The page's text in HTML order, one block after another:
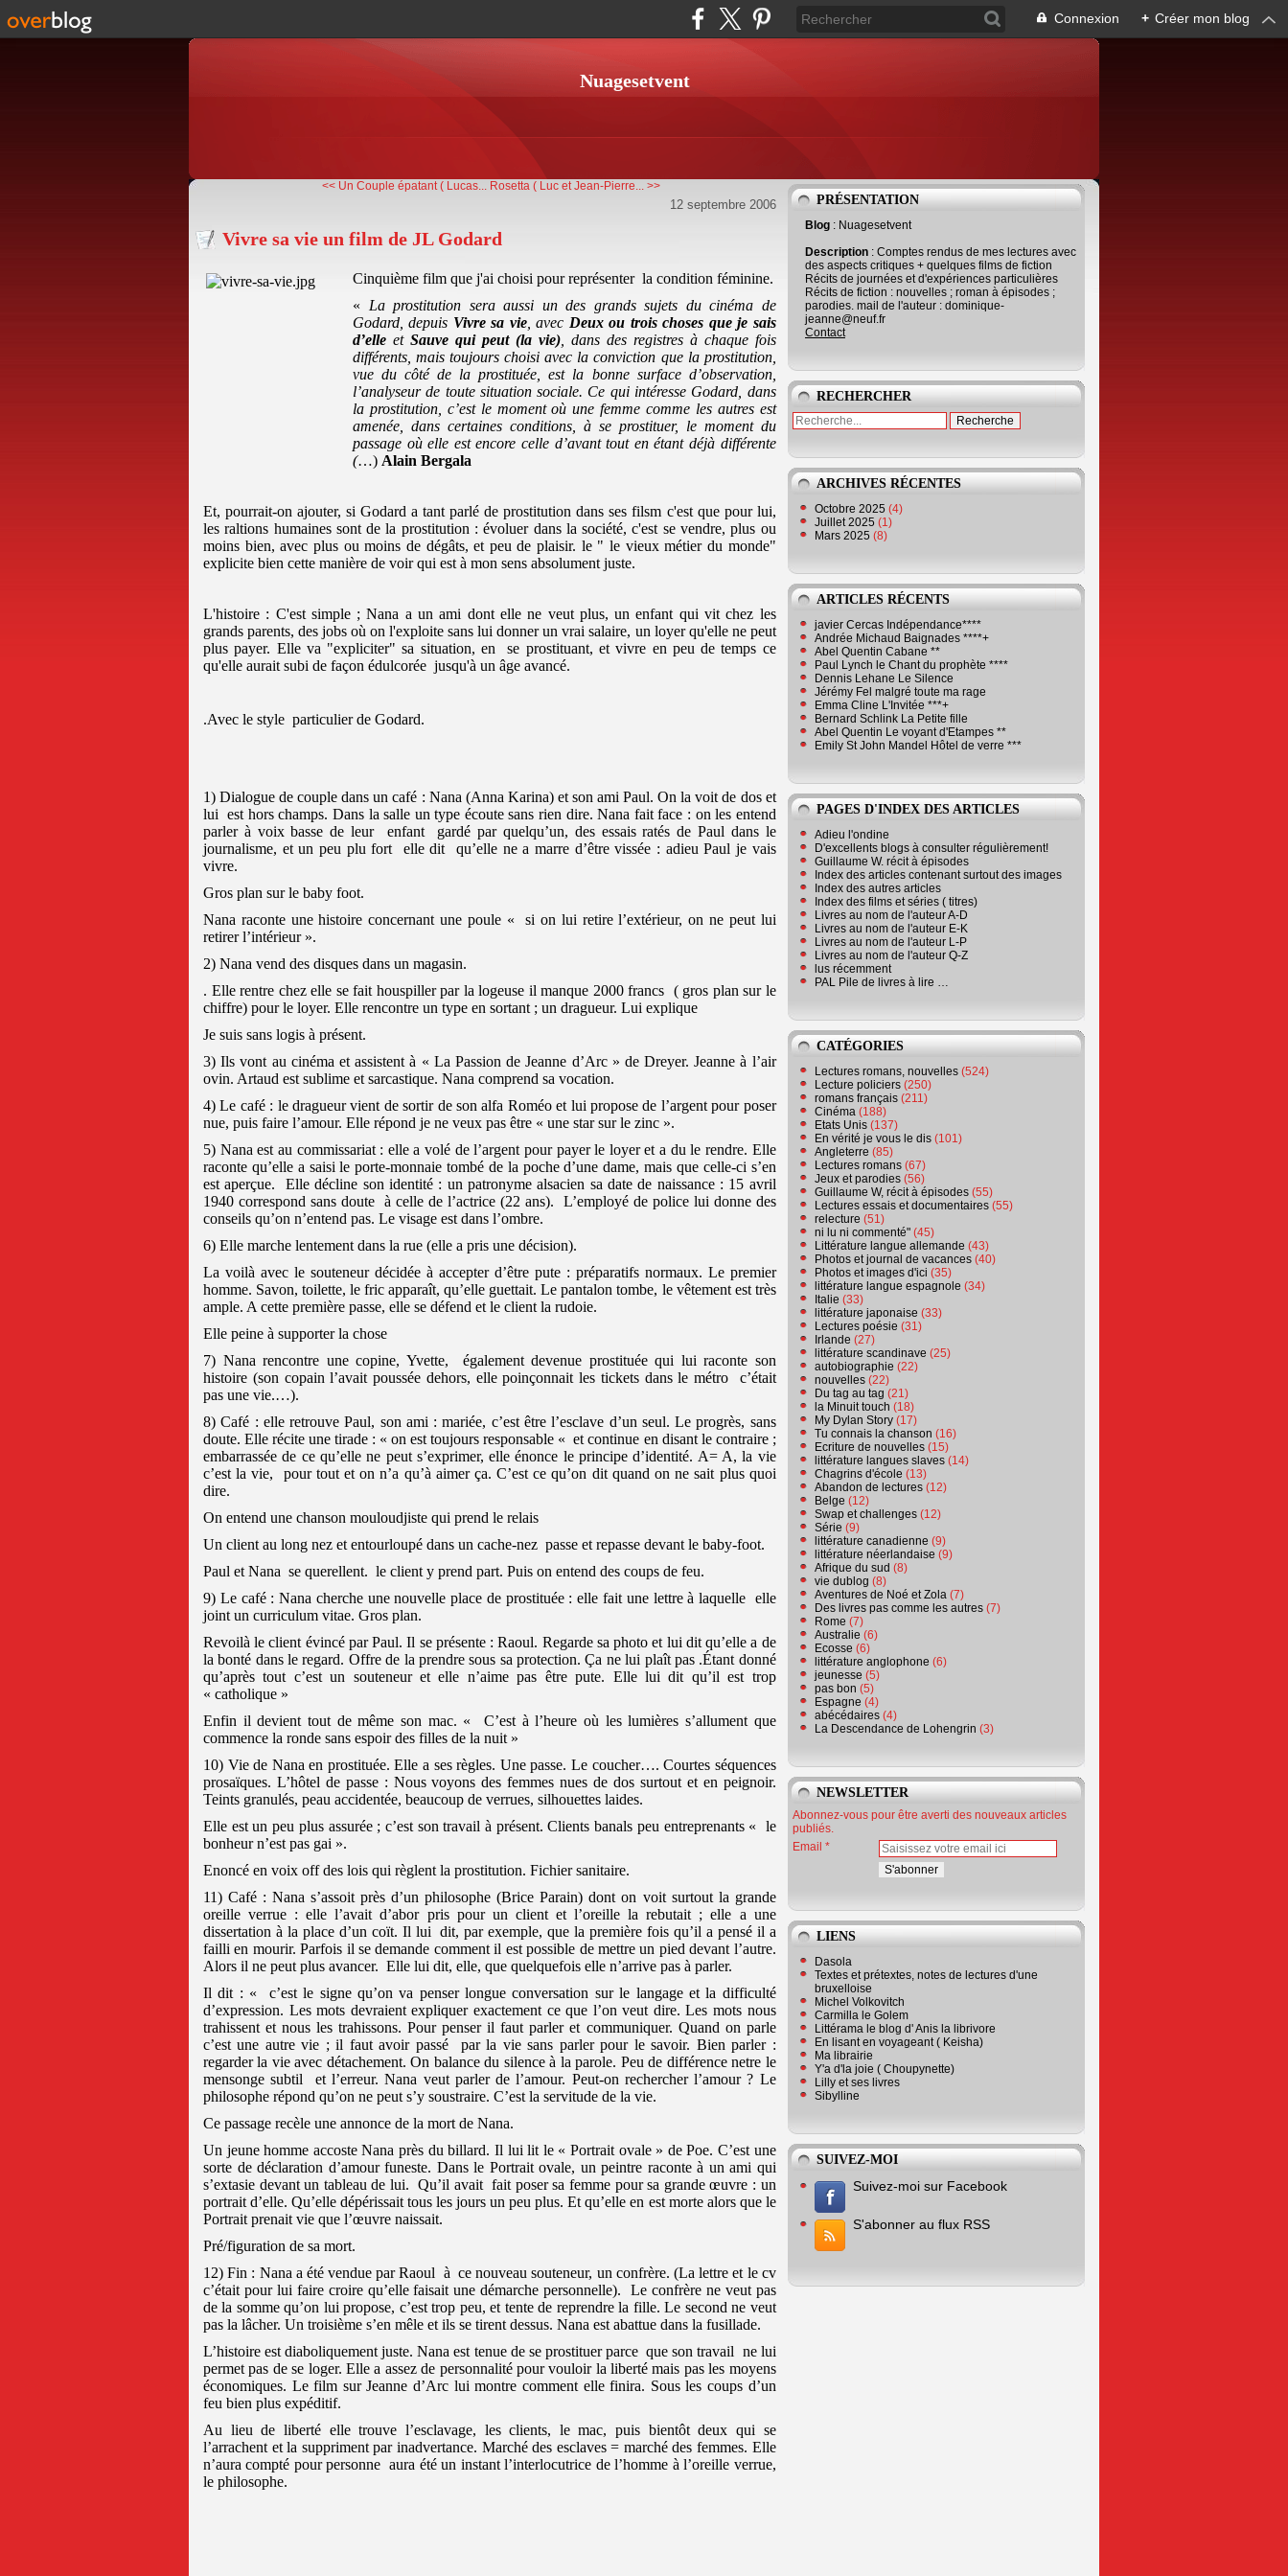
Connexion + Créer mon blog
Nuagesetvent
<< Un Couple épatant ( Lucas... Rosetta ( Luc et Jean-Pierre... >>
12 septembre 2006
Vivre sa vie un film de JL Godard
Cinquième film que j'ai choisi pour représenter la condition féminine.
« La prostitution sera aussi un des grands sujets du cinéma de
Godard, depuis Vivre sa vie, avec Deux ou trois choses que je sais
d’elle et Sauve qui peut (la vie), dans des registres à chaque fois
différents, mais toujours choisi avec la conviction que la prostitution,
vue du côté de la prostituée, est la bonne surface d’observation,
l’analyseur de toute situation sociale. Ce qui intéresse Godard, dans
la prostitution, c’est le moment où une femme comme les autres est
amenée, dans certaines conditions, à se prostituer, le moment du
passage où elle est encore celle d’avant tout en étant déjà différente
(…) Alain Bergala
Et, pourrait-on ajouter, si Godard a tant parlé de prostitution dans ses filsm c'est que pour lui,
les raltions humaines sont de la prostitution : évoluer dans la société, c'est se vendre, plus ou
moins bien, avec plus ou moins de dégâts, et peu de plaisir. le " le vieux métier du monde"
explicite bien cette manière de voir qui est à mon sens absolument juste.
L'histoire : C'est simple ; Nana a un ami dont elle ne veut plus, un enfant qui vit chez les
grands parents, des jobs où on l'exploite sans lui donner un vrai salaire, un loyer qu'elle ne peut
plus payer. Elle va "expliciter" sa situation, en se prostituant, et vivre en peu de temps ce
qu'elle aurait subi de façon édulcorée jusqu'à un âge avancé.
.Avec le style particulier de Godard.
1) Dialogue de couple dans un café : Nana (Anna Karina) et son ami Paul. On la voit de dos et
lui est hors champs. Dans la salle un type écoute sans rien dire. Nana fait face : on les entend
parler à voix basse de leur
enfant
gardé par quelqu’un, des essais ratés de Paul dans le
journalisme, et un peu plu fort
elle dit
qu’elle ne a marre d’être vissée : adieu Paul je vais
vivre.
Gros plan sur le baby foot.
Nana raconte une histoire concernant une poule « si on lui retire l’extérieur, on ne peut lui
retirer l’intérieur ».
2) Nana vend des disques dans un magasin.
. Elle rentre chez elle se fait houspiller par la logeuse il manque 2000 francs ( gros plan sur le
chiffre) pour le loyer. Elle rencontre un type en sortant ; un dragueur. Lui explique
Je suis sans logis à présent.
3) Ils vont au cinéma et assistent à « La Passion de Jeanne d’Arc » de Dreyer. Jeanne à l’air
ovin. Artaud est sublime et sarcastique. Nana comprend sa vocation.
4) Le café : le dragueur vient de sortir de son alfa Roméo et lui propose de l’argent pour poser
nue, puis faire l’amour. Elle répond je ne veux pas être « une star sur le zinc ».
5) Nana est au commissariat : elle a volé de l’argent pour payer le loyer et a du le rendre. Elle
raconte qu’elle a saisi le porte-monnaie tombé de la poche d’une dame, mais que celle-ci s’en
est aperçue.
Elle décline son identité : un patronyme alsacien sa date de naissance : 15 avril
1940 correspond sans doute à celle de l’actrice (22 ans).
L’employé de police lui donne des
conseils qu’on n’entend pas. Le visage est dans l’ombre.
6) Elle marche lentement dans la rue (elle a pris une décision).
La voilà avec le souteneur décidée à accepter d’être pute : préparatifs normaux. Le premier
homme. Savon, toilette, le fric apparaît, qu’elle guettait. Le pantalon tombe, le vêtement est très
ample. A cette première passe, elle se défend et le client la rudoie.
Elle peine à supporter la chose
7) Nana rencontre une copine, Yvette,
également devenue prostituée qui lui raconte son
histoire (son copain l’avait poussée dehors, elle poinçonnait les tickets dans le métro
c’était
pas une vie.…).
8) Café : elle retrouve Paul, son ami : mariée, c’est être l’esclave d’un seul. Le progrès, sans
doute. Elle récite une tirade : « on est toujours responsable « et continue en disant le contraire ;
embarrassée de ce qu’elle ne peut s’exprimer, elle énonce le principe d’identité. A= A, la vie
c’est la vie,
pour tout et on n’a qu’à aimer ça. C’est ce qu’on dit quand on ne sait plus quoi
dire.
On entend une chanson mouloudjiste qui prend le relais
Un client au long nez et entourloupé dans un cache-nez passe et repasse devant le baby-foot.
Paul et Nana se querellent. le client y prend part. Puis on entend des coups de feu.
9) Le café : Nana cherche une nouvelle place de prostituée : elle fait une lettre à laquelle elle
joint un curriculum vitae. Gros plan.
Revoilà le client évincé par Paul. Il se présente : Raoul. Regarde sa photo et lui dit qu’elle a de
la bonté dans le regard. Offre de la prendre sous sa protection. Ça ne lui plaît pas .Étant donné
qu’après tout c’est un souteneur et elle n’aime pas être pute. Elle lui dit qu’il est trop
« catholique »
Enfin il devient tout de même son mac. « C’est à l’heure où les lumières s’allument que
commence la ronde sans espoir des filles de la nuit »
10) Vie de Nana en prostituée. Elle a ses règles. Une passe. Le coucher…. Courtes séquences
prosaïques. L’hôtel de passe : Nous voyons des femmes nues de dos surtout et en peignoir.
Teints granulés, peau accidentée, beaucoup de verrues, silhouettes laides.
Elle est un peu plus assurée ; c’est son travail à présent. Clients banals peu entreprenants « le
bonheur n’est pas gai ».
Enoncé en voix off des lois qui règlent la prostitution. Fichier sanitaire.
11) Café : Nana s’assoit près d’un philosophe (Brice Parain) dont on voit surtout la grande
oreille verrue : elle l’avait d’abor pris pour un client et l’oreille la rebutait ; elle a une
dissertation à la place d’un coït. Il lui
dit, par exemple, que la première fois qu’il a pensé il a
failli en mourir. Parfois il se demande comment il est possible de mettre un pied devant l’autre.
Alors il ne peut plus avancer. Elle lui dit, elle, que quelquefois elle n’arrive pas à parler.
Il dit : « c’est le signe qu’on va penser longue conversation sur le langage et la difficulté
d’expression. Les mots devraient expliquer exactement ce que l’on veut dire. Les mots nous
trahissent et nous les trahissons. Pour penser il faut parler et communiquer. Quand on parle
c’est une autre vie ; il faut avoir passé
par la vie sans parler pour le savoir. Bien parler :
regarder la vie avec détachement. On balance du silence à la parole. Peu de différence netre le
mensonge subtil
et l’erreur. Nana veut parler de l’amour. Peut-on rechercher l’amour ? Le
philosophe répond qu’on ne peut s’y soustraire. C’est la servitude de la vie.
Ce passage recèle une annonce de la mort de Nana.
Un jeune homme accoste Nana près du billard. Il lui lit le « Portrait ovale » de Poe. C’est une
sorte de déclaration d’amour funeste. Dans le Portrait ovale, un peintre raconte à un ami qui
s’extasie devant un tableau de lui. Qu’il avait fait poser sa femme pour sa grande œuvre : un
portrait d’elle. Qu’elle dépérissait tous les jours un peu plus. Et qu’elle en est morte alors que le
Portrait prenait vie que l’œuvre naissait.
Pré/figuration de sa mort.
12) Fin : Nana a été vendue par Raoul à ce nouveau souteneur, un confrère. (La lettre et le cv
c’était pour lui faire croire qu’elle faisait une démarche personnelle).
Le confrère ne veut pas
de la somme qu’on lui propose, c’est trop peu, et tente de reprendre la fille. Le second ne veut
pas la lâcher. Un troisième s’en mêle et ils se tirent dessus. Nana est abattue dans la fusillade.
L’histoire est diaboliquement juste. Nana est tenue de se prostituer parce que son travail ne lui
permet pas de se loger. Elle a assez de personnalité pour vouloir la liberté mais pas les moyens
économiques. Le film sur Jeanne d’Arc lui montre comment elle finira. Sous les coups d’un
feu bien plus expéditif.
Au lieu de liberté elle trouve l’esclavage, les clients, le mac, puis bientôt deux qui se
l’arrachent et la suppriment par inadvertance. Marché des esclaves = marché des femmes. Elle
n’aura compté pour personne aura été un instant l’interlocutrice de l’homme à l’oreille verrue,
le philosophe.
PRÉSENTATION
Blog : Nuagesetvent
Description : Comptes rendus de mes lectures avec
des aspects critiques + quelques films de fiction
Récits de journées et d'expériences particulières
Récits de fiction : nouvelles ; roman à épisodes ;
parodies. mail de l'auteur : dominique-
jeanne@neuf.fr
Contact
RECHERCHER
ARCHIVES RÉCENTES
Octobre 2025 (4)
Juillet 2025 (1)
Mars 2025 (8)
ARTICLES RÉCENTS
javier Cercas Indépendance****
Andrée Michaud Baignades ****+
Abel Quentin Cabane **
Paul Lynch le Chant du prophète ****
Dennis Lehane Le Silence
Jérémy Fel malgré toute ma rage
Emma Cline L'Invitée ***+
Bernard Schlink La Petite fille
Abel Quentin Le voyant d'Etampes **
Emily St John Mandel Hôtel de verre ***
PAGES D'INDEX DES ARTICLES
Adieu l'ondine
D'excellents blogs à consulter régulièrement!
Guillaume W. récit à épisodes
Index des articles contenant surtout des images
Index des autres articles
Index des films et séries ( titres)
Livres au nom de l'auteur A-D
Livres au nom de l'auteur E-K
Livres au nom de l'auteur L-P
Livres au nom de l'auteur Q-Z
lus récemment
PAL Pile de livres à lire …
CATÉGORIES
Lectures romans, nouvelles (524)
Lecture policiers (250)
romans français (211)
Cinéma (188)
Etats Unis (137)
En vérité je vous le dis (101)
Angleterre (85)
Lectures romans (67)
Jeux et parodies (56)
Guillaume W, récit à épisodes (55)
Lectures essais et documentaires (55)
relecture (51)
ni lu ni commenté" (45)
Littérature langue allemande (43)
Photos et journal de vacances (40)
Photos et images d'ici (35)
littérature langue espagnole (34)
Italie (33)
littérature japonaise (33)
Lectures poésie (31)
Irlande (27)
littérature scandinave (25)
autobiographie (22)
nouvelles (22)
Du tag au tag (21)
la Minuit touch (18)
My Dylan Story (17)
Tu connais la chanson (16)
Ecriture de nouvelles (15)
littérature langues slaves (14)
Chagrins d'école (13)
Abandon de lectures (12)
Belge (12)
Swap et challenges (12)
Série (9)
littérature canadienne (9)
littérature néerlandaise (9)
Afrique du sud (8)
vie dublog (8)
Aventures de Noé et Zola (7)
Des livres pas comme les autres (7)
Rome (7)
Australie (6)
Ecosse (6)
littérature anglophone (6)
jeunesse (5)
pas bon (5)
Espagne (4)
abécédaires (4)
La Descendance de Lohengrin (3)
NEWSLETTER
Abonnez-vous pour être averti des nouveaux articles
publiés.
Email
LIENS
Dasola
Textes et prétextes, notes de lectures d'une
bruxelloise
Michel Volkovitch
Carmilla le Golem
Littérama le blog d' Anis la librivore
En lisant en voyageant ( Keisha)
Ma librairie
Y'a d'la joie ( Choupynette)
Lilly et ses livres
Sibylline
SUIVEZ-MOI
Suivez-moi sur Facebook
S'abonner au flux RSS